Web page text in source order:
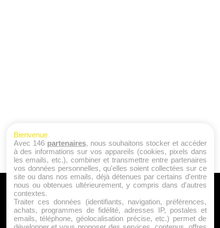
A PROPOS
Qui sommes nous ?
Mentions Légales
Bienvenue
Avec 146 partenaires, nous souhaitons stocker et accéder
à des informations sur vos appareils (cookies, pixels dans
les emails, etc.), combiner et transmettre entre partenaires
vos données personnelles, qu'elles soient collectées sur ce
site ou dans nos emails, déjà détenues par certains d'entre
nous ou obtenues ultérieurement, y compris dans d'autres
contextes.
Traiter ces données (identifiants, navigation, préférences,
achats, programmes de fidélité, adresses IP, postales et
emails, téléphone, géolocalisation précise, etc.) permet de